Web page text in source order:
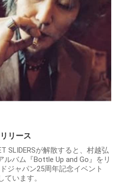
リース
SLIDERSが解散すると、村越弘
バム『Bottle Up and Go』をリ
ジャパン25周年記念イベント
ています。